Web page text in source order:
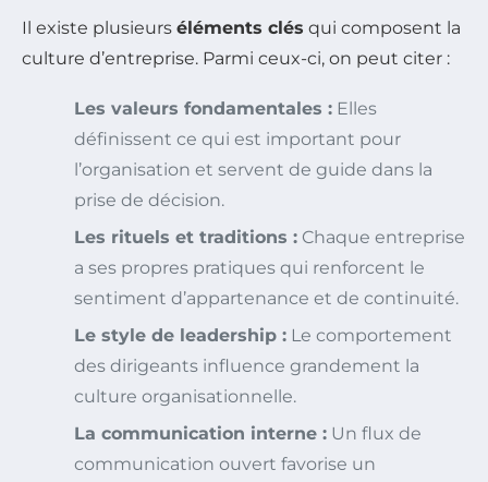
Il existe plusieurs éléments clés qui composent la
culture d’entreprise. Parmi ceux-ci, on peut citer :
Les valeurs fondamentales : Elles
définissent ce qui est important pour
l’organisation et servent de guide dans la
prise de décision.
Les rituels et traditions : Chaque entreprise
a ses propres pratiques qui renforcent le
sentiment d’appartenance et de continuité.
Le style de leadership : Le comportement
des dirigeants influence grandement la
culture organisationnelle.
La communication interne : Un flux de
communication ouvert favorise un